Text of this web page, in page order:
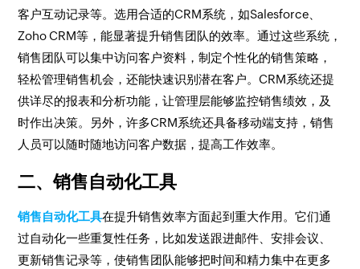
客户互动记录等。选用合适的CRM系统，如Salesforce、
Zoho CRM等，能显著提升销售团队的效率。通过这些系统，
销售团队可以集中访问客户资料，制定个性化的销售策略，
轻松管理销售机会，还能快速识别潜在客户。CRM系统还提
供详尽的报表和分析功能，让管理层能够监控销售绩效，及
时作出决策。另外，许多CRM系统还具备移动端支持，销售
人员可以随时随地访问客户数据，提高工作效率。
二、销售自动化工具
销售自动化工具在提升销售效率方面起到重大作用。它们通
过自动化一些重复性任务，比如发送跟进邮件、安排会议、
更新销售记录等，使销售团队能够把时间和精力集中在更多